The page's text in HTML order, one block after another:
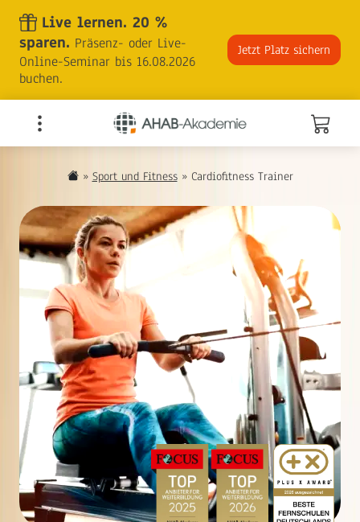
content
Live lernen. 20 %
sparen. Präsenz- oder Live-
Online-Seminar bis 16.08.2026
buchen.
Jetzt Platz sichern
» Sport und Fitness» Cardiofitness Trainer